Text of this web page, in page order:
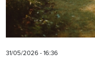
31/05/2026 - 16:36